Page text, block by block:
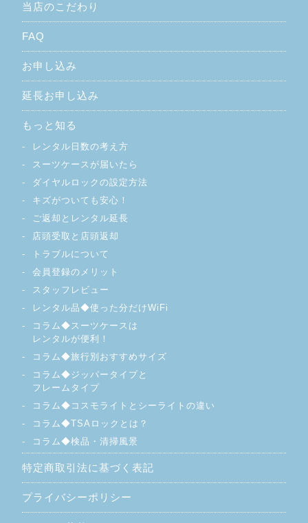
当店のこだわり
FAQ
お申し込み
延長お申し込み
もっと知る
レンタル日数の考え方
スーツケースが届いたら
ダイヤルロックの設定方法
キズがついても安心！
ご返却とレンタル延長
店頭受取と店頭返却
トラブルについて
会員登録のメリット
スタッフレビュー
レンタル品◆使った分だけWiFi
コラム◆スーツケースは
レンタルが便利！
コラム◆旅行別おすすめサイズ
コラム◆ジッパータイプと
フレームタイプ
コラム◆コスモライトとシーライトの違い
コラム◆TSAロックとは？
コラム◆検品・清掃風景
特定商取引法に基づく表記
プライバシーポリシー